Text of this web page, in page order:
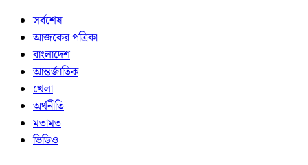
সর্বশেষ
আজকের পত্রিকা
বাংলাদেশ
আন্তর্জাতিক
খেলা
অর্থনীতি
মতামত
ভিডিও